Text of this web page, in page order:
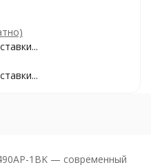
1BK — современный